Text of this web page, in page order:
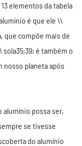
elementos da tabela
é que ele \\
que compõe mais de
sola35;39; é também o
planeta após
alumínio possa ser,
se tivesse
do alumínio